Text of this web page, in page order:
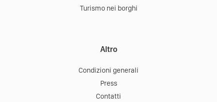
Turismo nei borghi
Altro
Condizioni generali
Press
Contatti